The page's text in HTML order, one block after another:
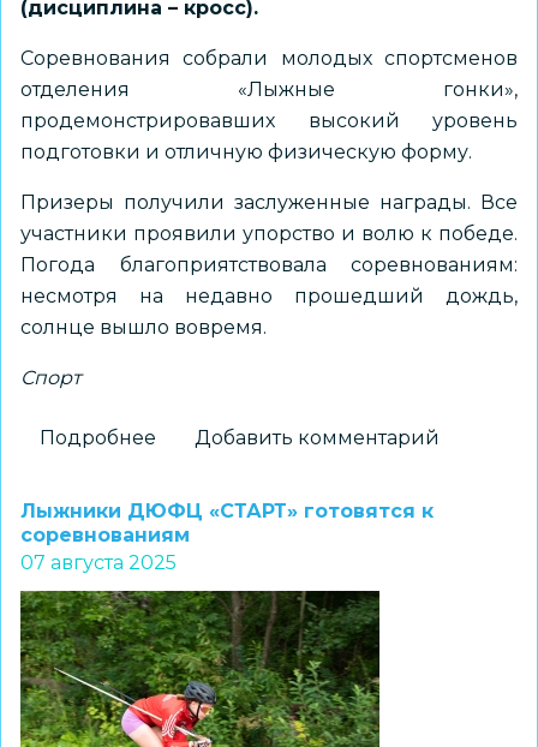
(дисциплина – кросс).
Соревнования собрали молодых спортсменов
отделения «Лыжные гонки»,
продемонстрировавших высокий уровень
подготовки и отличную физическую форму.
Призеры получили заслуженные награды. Все
участники проявили упорство и волю к победе.
Погода благоприятствовала соревнованиям:
несмотря на недавно прошедший дождь,
солнце вышло вовремя.
Спорт
Подробнее
ДЮФЦ
«СТАРТ»:
победители,
призы
и
отличная
атмосфера
Добавить комментарий
Лыжники ДЮФЦ «СТАРТ» готовятся к
соревнованиям
07 августа 2025